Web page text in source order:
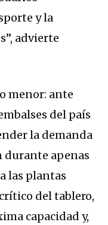
y la
advierte
menor: ante
del país
la demanda
durante apenas
las plantas
del tablero,
capacidad y,